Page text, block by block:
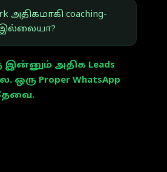
அதிகமாகி coaching-
இல்லையா?
அதிக Leads
Proper WhatsApp